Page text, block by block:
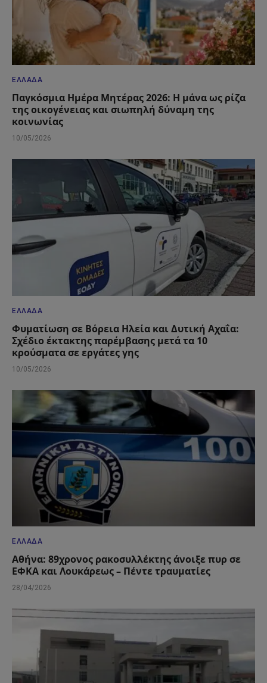
ΕΛΛΆΔΑ
Παγκόσμια Ημέρα Μητέρας 2026: Η μάνα ως ρίζα
της οικογένειας και σιωπηλή δύναμη της
κοινωνίας
10/05/2026
ΕΛΛΆΔΑ
Φυματίωση σε Βόρεια Ηλεία και Δυτική Αχαΐα:
Σχέδιο έκτακτης παρέμβασης μετά τα 10
κρούσματα σε εργάτες γης
10/05/2026
ΕΛΛΆΔΑ
Αθήνα: 89χρονος ρακοσυλλέκτης άνοιξε πυρ σε
ΕΦΚΑ και Λουκάρεως – Πέντε τραυματίες
28/04/2026